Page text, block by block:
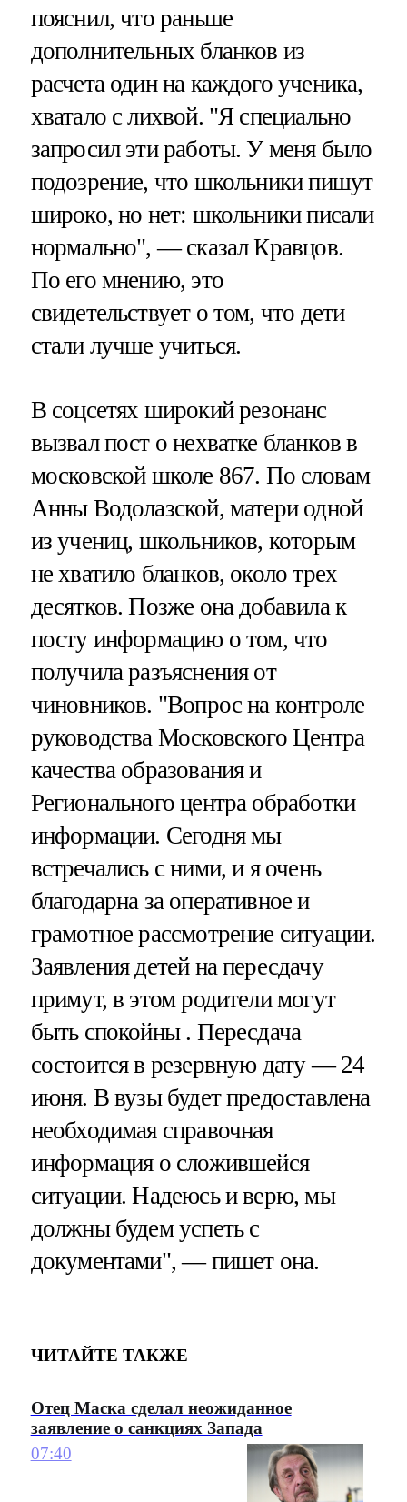
пояснил, что раньше
дополнительных бланков из
расчета один на каждого ученика,
хватало с лихвой. "Я специально
запросил эти работы. У меня было
подозрение, что школьники пишут
широко, но нет: школьники писали
нормально", — сказал Кравцов.
По его мнению, это
свидетельствует о том, что дети
стали лучше учиться.
В соцсетях широкий резонанс
вызвал пост о нехватке бланков в
московской школе 867. По словам
Анны Водолазской, матери одной
из учениц, школьников, которым
не хватило бланков, около трех
десятков. Позже она добавила к
посту информацию о том, что
получила разъяснения от
чиновников. "Вопрос на контроле
руководства Московского Центра
качества образования и
Регионального центра обработки
информации. Сегодня мы
встречались с ними, и я очень
благодарна за оперативное и
грамотное рассмотрение ситуации.
Заявления детей на пересдачу
примут, в этом родители могут
быть спокойны . Пересдача
состоится в резервную дату — 24
июня. В вузы будет предоставлена
необходимая справочная
информация о сложившейся
ситуации. Надеюсь и верю, мы
должны будем успеть с
документами", — пишет она.
ЧИТАЙТЕ ТАКЖЕ
Отец Маска сделал неожиданное
заявление о санкциях Запада
07:40